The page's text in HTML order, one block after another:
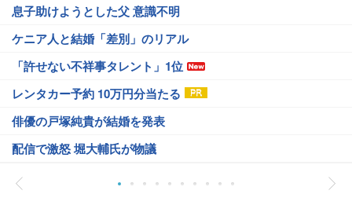
息子助けようとした父 意識不明
ケニア人と結婚「差別」のリアル
「許せない不祥事タレント」1位
レンタカー予約 10万円分当たる
俳優の戸塚純貴が結婚を発表
配信で激怒 堀大輔氏が物議